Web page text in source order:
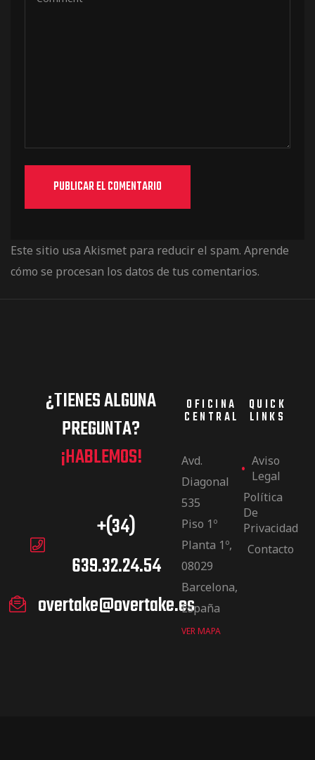
Este sitio usa Akismet para reducir el spam. Aprende
cómo se procesan los datos de tus comentarios.
¿TIENES ALGUNA
PREGUNTA?
¡HABLEMOS!
+(34)
639.32.24.54
overtake@overtake.es
OFICINA
CENTRAL
Avd.
Diagonal
535
Piso 1º
Planta 1º,
08029
Barcelona,
España
VER MAPA
QUICK
LINKS
Aviso
Legal
Política
De
Privacidad
Contacto